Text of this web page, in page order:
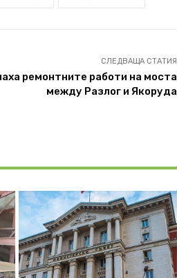
СЛЕДВАЩА СТАТИЯ
ремонтните работи на моста
между Разлог и Якоруда